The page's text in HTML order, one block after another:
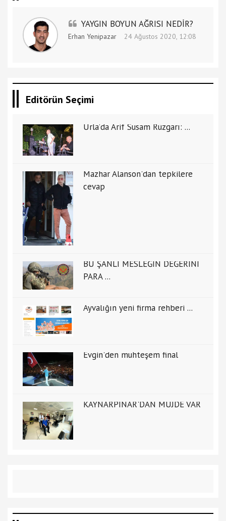
YAYGIN BOYUN AĞRISI NEDİR?
Erhan Yenipazar 24 Ağustos 2020, 12:08
Editörün Seçimi
Urla’da Arif Susam Rüzgarı: ...
Mazhar Alanson'dan tepkilere
cevap
BU ŞANLI MESLEĞİN DEĞERİNİ
PARA ...
Ayvalığın yeni firma rehberi ...
Evgin'den muhteşem final
KAYNARPINAR'DAN MÜJDE VAR